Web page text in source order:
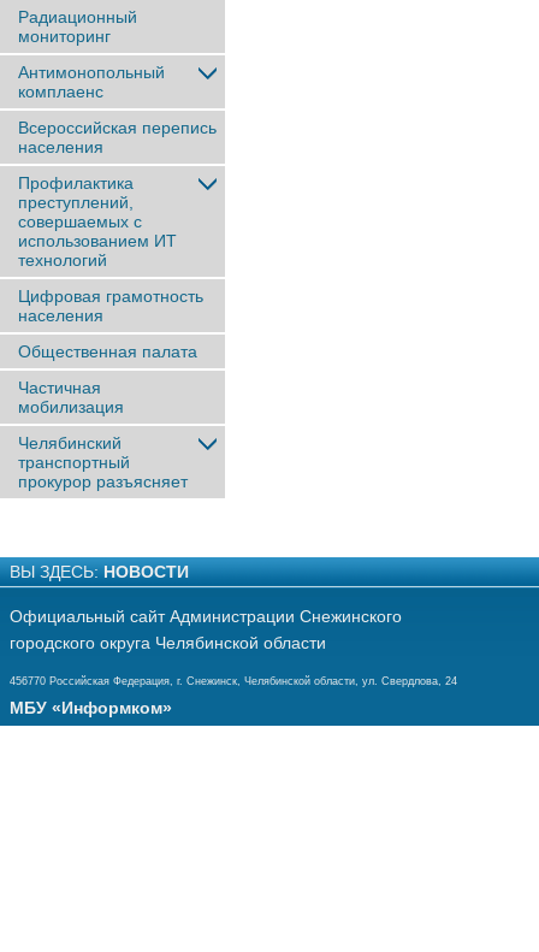
Радиационный
мониторинг
Антимонопольный
комплаенс
Всероссийская перепись
населения
Профилактика
преступлений,
совершаемых с
использованием ИТ
технологий
Цифровая грамотность
населения
Общественная палата
Частичная
мобилизация
Челябинский
транспортный
прокурор разъясняет
ВЫ ЗДЕСЬ: НОВОСТИ
Официальный сайт Администрации Снежинского
городского округа Челябинской области
456770 Российская Федерация, г. Снежинск, Челябинской области, ул. Свердлова, 24
МБУ «Информком»